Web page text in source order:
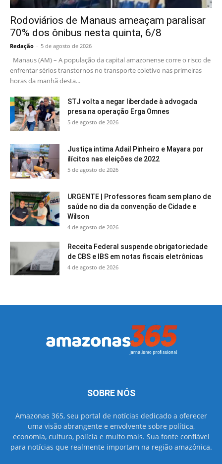
Rodoviários de Manaus ameaçam paralisar
70% dos ônibus nesta quinta, 6/8
Redação - 5 de agosto de 2026
Manaus (AM) – A população da capital amazonense corre o risco de
enfrentar sérios transtornos no transporte coletivo nas primeiras
horas da manhã desta...
STJ volta a negar liberdade à advogada
presa na operação Erga Omnes
5 de agosto de 2026
Justiça intima Adail Pinheiro e Mayara por
ilícitos nas eleições de 2022
5 de agosto de 2026
URGENTE | Professores ficam sem plano de
saúde no dia da convenção de Cidade e
Wilson
4 de agosto de 2026
Receita Federal suspende obrigatoriedade
de CBS e IBS em notas fiscais eletrônicas
4 de agosto de 2026
SOBRE NÓS
Amazonas 365, seu portal de notícias dedicado a oferecer
uma visão abrangente e envolvente sobre política,
economia, cultura, polícia e muito mais. Sua fonte confiável
para notícias que realmente importam na região amazônica.